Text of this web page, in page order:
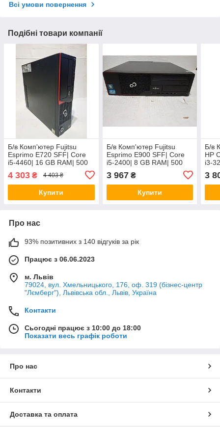
Всі умови повернення
Подібні товари компанії
Б/в Комп'ютер Fujitsu
Esprimo E720 SFF| Core
i5-4460| 16 GB RAM| 500
4 303 ₴ 4 403 ₴
Купити
Б/в Комп'ютер Fujitsu
Esprimo E900 SFF| Core
i5-2400| 8 GB RAM| 500
3 967₴
Купити
Б/в
HP
i3-
3
Про нас
93% позитивних з 140 відгуків за рік
Працює з 06.06.2023
м. Львів
79024, вул. Хмельницького, 176, оф. 319 (бізнес-центр
"Лємберг"), Львівська обл., Львів, Україна
Контакти
Сьогодні працює з 10:00 до 18:00
Показати весь графік роботи
Про нас
Контакти
Доставка та оплата